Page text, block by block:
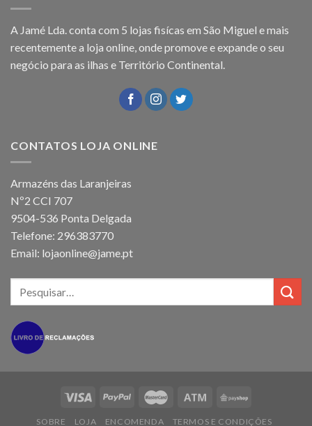
A Jamé Lda. conta com 5 lojas fisícas em São Miguel e mais
recentemente a loja online, onde promove e expande o seu
negócio para as ilhas e Território Continental.
CONTATOS LOJA ONLINE
Armazéns das Laranjeiras
Nº2 CCI 707
9504-536 Ponta Delgada
Telefone: 296383770
Email: lojaonline@jame.pt
SOBRE LOJA ENCOMENDA
TERMOS E CONDIÇÕES